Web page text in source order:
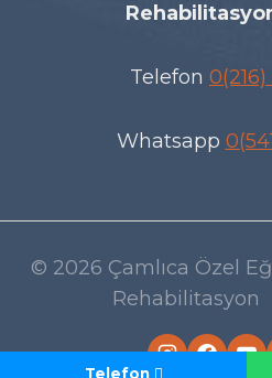
Telefon
Whatsapp
© 2026 Çamlıca Özel
Rehabilitasyon
Telefon